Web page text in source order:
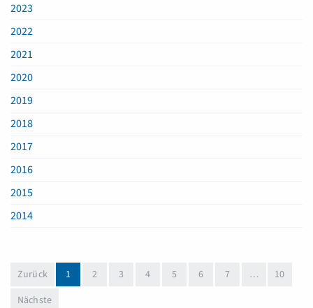
2023
2022
2021
2020
2019
2018
2017
2016
2015
2014
Zurück 1(aktuell)
2 3 4 5 6 7 …
10
Nächste